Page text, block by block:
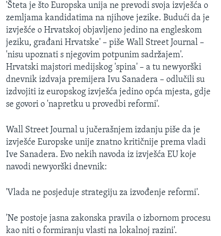
SLOBODA MEDIJA
ŽENSKA STRANA
IZBJEGLIČKA STRANA
MAGAZIN
O GLASU AMERIKE
Learning English
PRATITE NAS
'Šteta je što Europska unija ne prevodi svoja izvješća o
zemljama kandidatima na njihove jezike. Budući da je
izvješće o Hrvatskoj objavljeno jedino na engleskom
jeziku, građani Hrvatske' – piše Wall Street Journal –
'nisu upoznati s njegovim potpunim sadržajem'.
Hrvatski majstori medijskog 'spina' – a tu newyorški
dnevnik izdvaja premijera Ivu Sanadera – odlučili su
izdvojiti iz europskog izvješća jedino opća mjesta, gdje
se govori o 'napretku u provedbi reformi'.
Wall Street Journal u jučerašnjem izdanju piše da je
izvješće Europske unije znatno kritičnije prema vladi
Ive Sanadera. Evo nekih navoda iz izvješća EU koje
navodi newyorški dnevnik:
'Vlada ne posjeduje strategiju za izvođenje reformi'.
'Ne postoje jasna zakonska pravila o izbornom procesu
kao niti o formiranju vlasti na lokalnoj razini'.